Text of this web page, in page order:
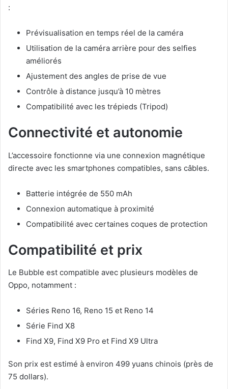
:
Prévisualisation en temps réel de la caméra
Utilisation de la caméra arrière pour des selfies
améliorés
Ajustement des angles de prise de vue
Contrôle à distance jusqu’à 10 mètres
Compatibilité avec les trépieds (Tripod)
Connectivité et autonomie
L’accessoire fonctionne via une connexion magnétique
directe avec les smartphones compatibles, sans câbles.
Batterie intégrée de 550 mAh
Connexion automatique à proximité
Compatibilité avec certaines coques de protection
Compatibilité et prix
Le Bubble est compatible avec plusieurs modèles de
Oppo, notamment :
Séries Reno 16, Reno 15 et Reno 14
Série Find X8
Find X9, Find X9 Pro et Find X9 Ultra
Son prix est estimé à environ 499 yuans chinois (près de
75 dollars).